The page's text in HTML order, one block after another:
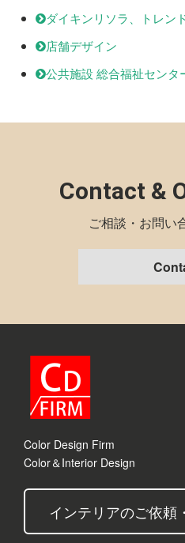
ダイキンリソラ、トレン
店舗デザイン
公共施設 総合福祉センタ
Contact &
ご相談・お問い
Color Design Firm
Color＆Interior Design
インテリアのご依頼